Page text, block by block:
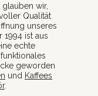
glauben wir,
Qualität
unseres
1994 ist aus
echte
geworden
und Kaffees
.